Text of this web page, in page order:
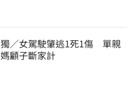
獨／女駕駛肇逃1死1傷　單親
媽顧子斷家計